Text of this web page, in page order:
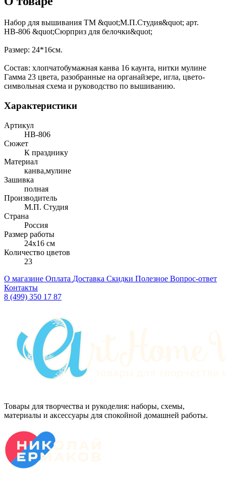
Набор для вышивания ТМ &quot;М.П.Студия&quot; арт.
НВ-806 &quot;Сюрприз для белочки&quot;
Размер: 24*16см.
Состав: хлопчатобумажная канва 16 каунта, нитки мулине
Гамма 23 цвета, разобранные на органайзере, игла, цвето-
символьная схема и руководство по вышиванию.
Характеристики
Артикул
НВ-806
Сюжет
К празднику
Материал
канва,мулине
Зашивка
полная
Производитель
М.П. Студия
Страна
Россия
Размер работы
24x16 см
Количество цветов
23
О магазине Оплата Доставка Скидки Полезное Вопрос-ответ
Контакты
8 (499) 350 17 87
Товары для творчества и рукоделия: наборы, схемы,
материалы и аксессуары для спокойной домашней работы.